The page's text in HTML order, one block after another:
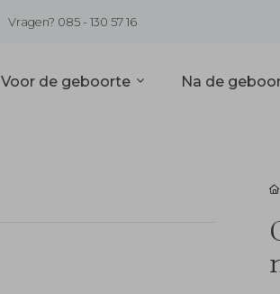
Vragen? 085 - 130 57 16
Voor de geboorte Na de